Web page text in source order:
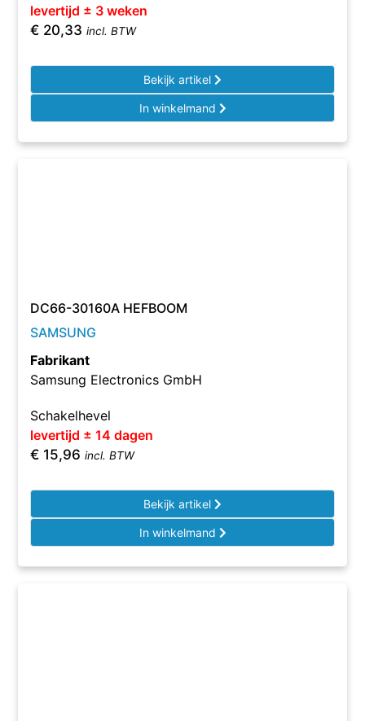
levertijd ± 3 weken
€ 20,33 incl. BTW
Bekijk artikel
In winkelmand
DC66-30160A HEFBOOM
SAMSUNG
Fabrikant
Samsung Electronics GmbH
Schakelhevel
levertijd ± 14 dagen
€ 15,96 incl. BTW
Bekijk artikel
In winkelmand